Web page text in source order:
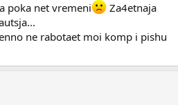
poka net vremeni
Za4etnaja
ne rabotaet moi komp i pishu